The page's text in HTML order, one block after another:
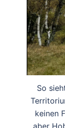
So
keinen
aber